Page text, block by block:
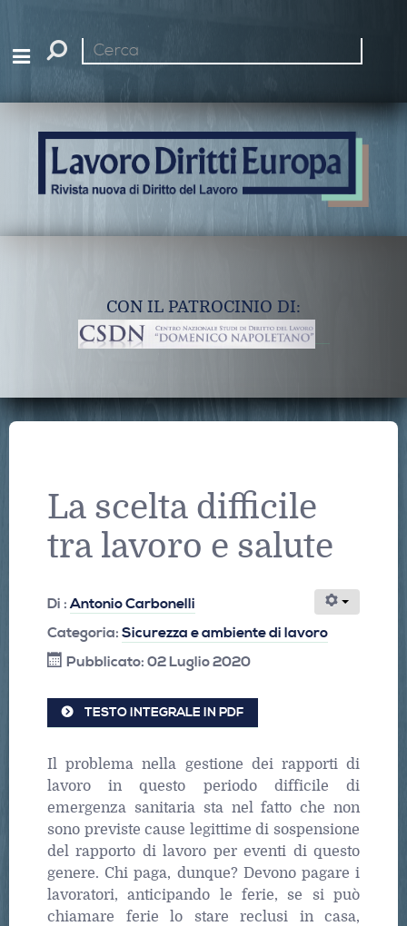
Cerca
CON IL PATROCINIO DI:
La scelta difficile
tra lavoro e salute
Di :Antonio Carbonelli
Categoria: Sicurezza e ambiente di lavoro
Pubblicato: 02 Luglio 2020
TESTO INTEGRALE IN PDF
Il problema nella gestione dei rapporti di
lavoro in questo periodo difficile di
emergenza sanitaria sta nel fatto che non
sono previste cause legittime di sospensione
del rapporto di lavoro per eventi di questo
genere. Chi paga, dunque? Devono pagare i
lavoratori, anticipando le ferie, se si può
chiamare ferie lo stare reclusi in casa,